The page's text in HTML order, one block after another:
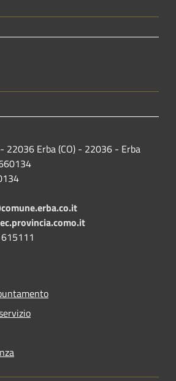
22036 Erba (CO) - 22036 - Erba